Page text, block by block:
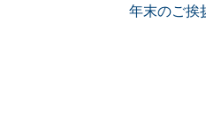
年末のご挨